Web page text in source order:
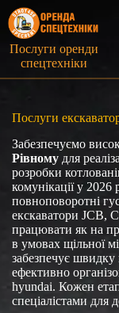
Перейти
до
вмісту
Послуги оренди
спецтехніки
Послуги
Забезпечуємо
Рівному для
розробки
комунікації у
повноповоротні
екскаватори JCB,
працювати як на
в умовах щільної
забезпечує швидку
ефективно
hyundai. Кожен
спеціалістами для